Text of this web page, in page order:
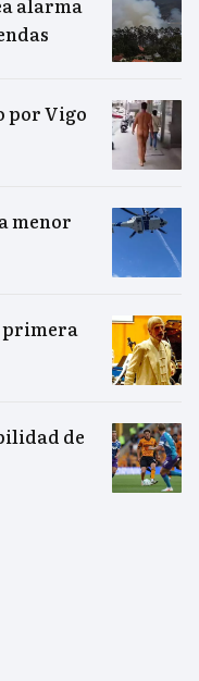
alarma
por Vigo
menor
primera
de